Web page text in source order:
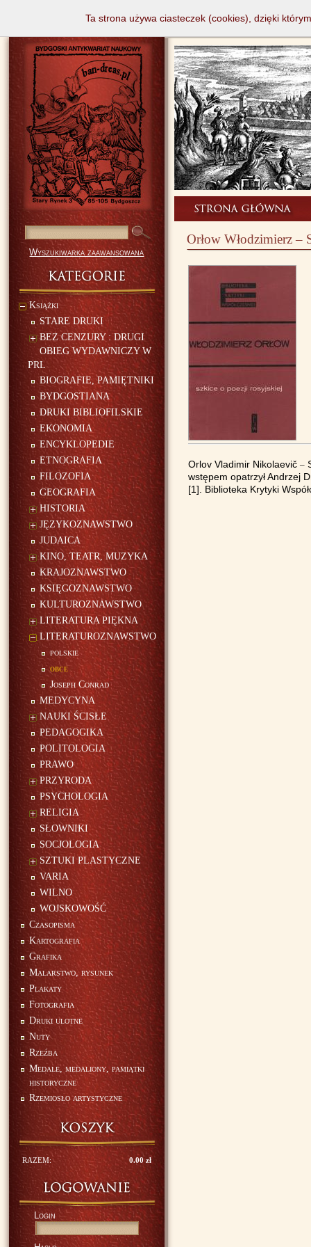
Wyszukiwarka zaawansowana
Książki
STARE DRUKI
BEZ CENZURY : DRUGI
OBIEG WYDAWNICZY W
PRL
BIOGRAFIE, PAMIĘTNIKI
BYDGOSTIANA
DRUKI BIBLIOFILSKIE
EKONOMIA
ENCYKLOPEDIE
ETNOGRAFIA
FILOZOFIA
GEOGRAFIA
HISTORIA
JĘZYKOZNAWSTWO
JUDAICA
KINO, TEATR, MUZYKA
KRAJOZNAWSTWO
KSIĘGOZNAWSTWO
KULTUROZNAWSTWO
LITERATURA PIĘKNA
LITERATUROZNAWSTWO
polskie
obce
Joseph Conrad
MEDYCYNA
NAUKI ŚCISŁE
PEDAGOGIKA
POLITOLOGIA
PRAWO
PRZYRODA
PSYCHOLOGIA
RELIGIA
SŁOWNIKI
SOCJOLOGIA
SZTUKI PLASTYCZNE
VARIA
WILNO
WOJSKOWOŚĆ
Czasopisma
Kartografia
Grafika
Malarstwo, rysunek
Plakaty
Fotografia
Druki ulotne
Nuty
Rzeźba
Medale, medaliony, pamiątki
historyczne
Rzemiosło artystyczne
RAZEM: 0.00 zł
Login
Orłow Włodzimierz –
Orlov Vladimir Nikolaevič –
wstępem opatrzył Andrzej
[1]. Biblioteka Krytyki
Ta strona używa ciasteczek (cookies), dzięki